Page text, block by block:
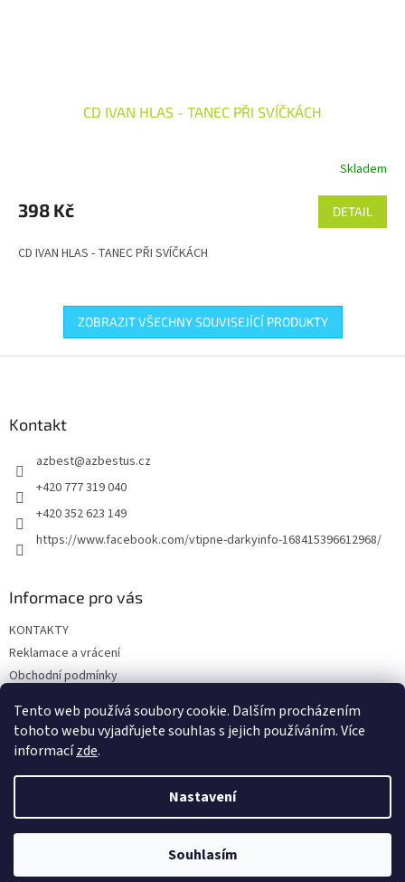
Tento web používá soubory cookie. Dalším procházením
tohoto webu vyjadřujete souhlas s jejich používáním. Více
informacízde.
Nastavení
Souhlasím
CD IVAN HLAS - TANEC PŘI SVÍČKÁCH
Skladem
398 Kč DETAIL
CD IVAN HLAS - TANEC PŘI SVÍČKÁCH
ZOBRAZIT VŠECHNY SOUVISEJÍCÍ PRODUKTY
Kontakt
azbest@azbestus.cz
+420 777 319 040
+420 352 623 149
https://www.facebook.com/vtipne-darkyinfo-168415396612968/
Informace pro vás
KONTAKTY
Reklamace a vrácení
Obchodní podmínky
Doprava a platba
Vytvořil Shoptet
Vtipné dárky. Všechna práva vyhrazena.